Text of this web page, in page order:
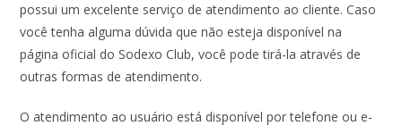
possui um excelente serviço de atendimento ao cliente. Caso
você tenha alguma dúvida que não esteja disponível na
página oficial do Sodexo Club, você pode tirá-la através de
outras formas de atendimento.
O atendimento ao usuário está disponível por telefone ou e-